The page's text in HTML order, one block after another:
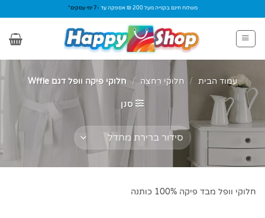
to
content
משלוח חינם בקנייה מעל 200 ₪ אספקה עד -7 ימי עסקים*
עמוד הבית / חלוקי רחצה / חלוקי פיקה וופל דגם Wffle
סנן
חלוקי וופל מבד פיקה 100% כותנה